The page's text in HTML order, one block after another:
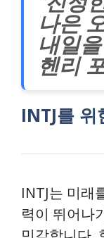
나은
내일
헨리
INTJ를
INTJ는 미래
력이 뛰어나